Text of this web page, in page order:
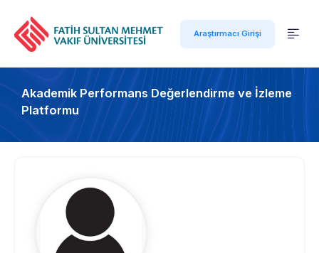
Araştırmacı Girişi
Akademik Performans Değerlendirme ve İzleme
Platformu